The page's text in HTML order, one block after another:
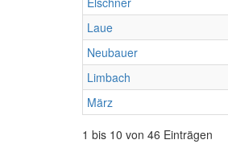
Laue
Neubauer
Limbach
März
1 bis 10 von 46 Einträgen